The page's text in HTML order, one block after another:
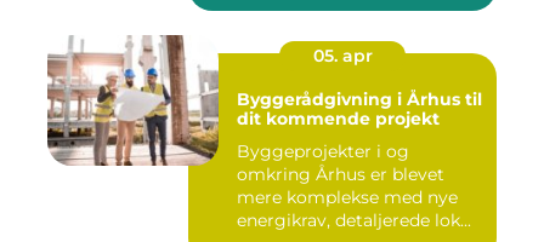
05. apr
Byggerådgivning i Århus til
dit kommende projekt
Byggeprojekter i og
omkring Århus er blevet
mere komplekse med nye
energikrav, detaljerede lok...